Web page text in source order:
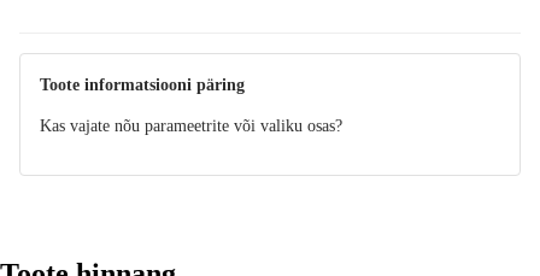
Toote informatsiooni päring
Kas vajate nõu parameetrite või valiku osas?